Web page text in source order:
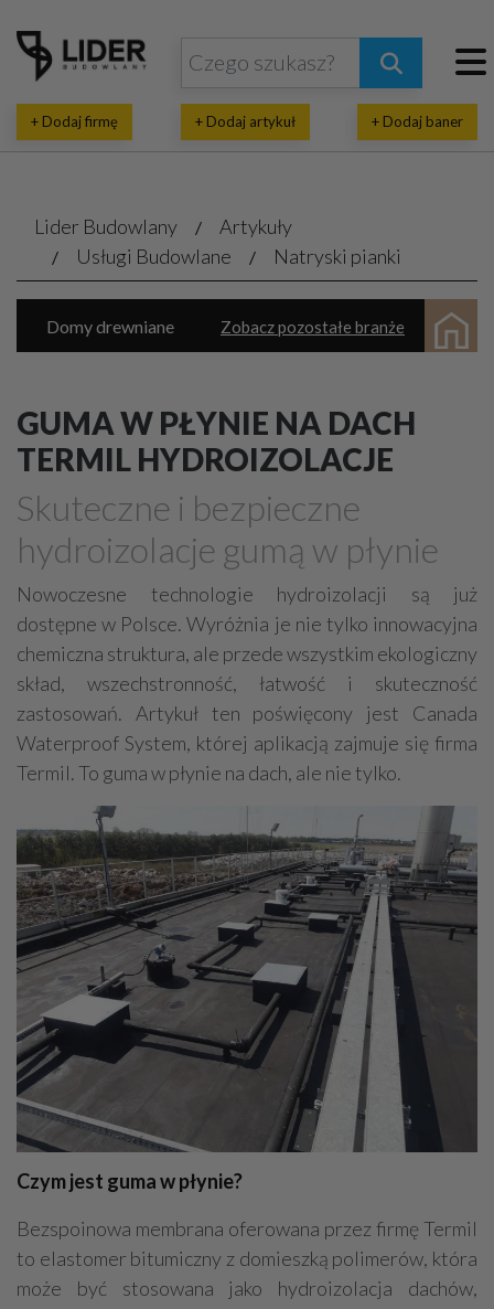
+ Dodaj firmę + Dodaj artykuł + Dodaj baner
Lider Budowlany
Artykuły
Usługi Budowlane
Natryski pianki
Zobacz pozostałe branże
Domy drewniane
Parkiety, panele, tarasy
Architektoniczne, projektowe biura
Termoizolacja
Deweloperzy
Garaże - budowa, sprzedaż
Metaloplastyka, kowalstwo artystyczne
Domy ekologiczne
Uzdatnianie wody
Prace ziemne, fundamenty, wykopy
Ogrody zimowe
Obiekty rolnicze
Studnie
Finanse
Elewacje, docieplenia
Stalowe konstrukcje
Remonty, renowacje
Osuszanie
Obiekty sportowe
Sauny, SPA
Ekspertyzy budowlane / ochrona środowiska
Drogi - budowa, sprzęt, usługi
Brukarstwo
Tartaki
Stolarskie usługi
Ślusarstwo, metale - obróbka
Wykonanie pod klucz
Rozbiórki, wyburzenia
Inżynieria budowlana
Nadzór budowlany
Kamieniarstwo
Adwokaci
Prace wysokościowe
Odśnieżanie
Geodezja - usługi, sprzęt Dekarstwo
GUMA W PŁYNIE NA DACH
TERMIL HYDROIZOLACJE
Skuteczne i bezpieczne
hydroizolacje gumą w płynie
Nowoczesne technologie hydroizolacji są już
dostępne w Polsce. Wyróżnia je nie tylko innowacyjna
chemiczna struktura, ale przede wszystkim ekologiczny
skład, wszechstronność, łatwość i skuteczność
zastosowań. Artykuł ten poświęcony jest Canada
Waterproof System, której aplikacją zajmuje się firma
Termil. To guma w płynie na dach, ale nie tylko.
Czym jest guma w płynie?
Bezspoinowa membrana oferowana przez firmę Termil
to elastomer bitumiczny z domieszką polimerów, która
może być stosowana jako hydroizolacja dachów,